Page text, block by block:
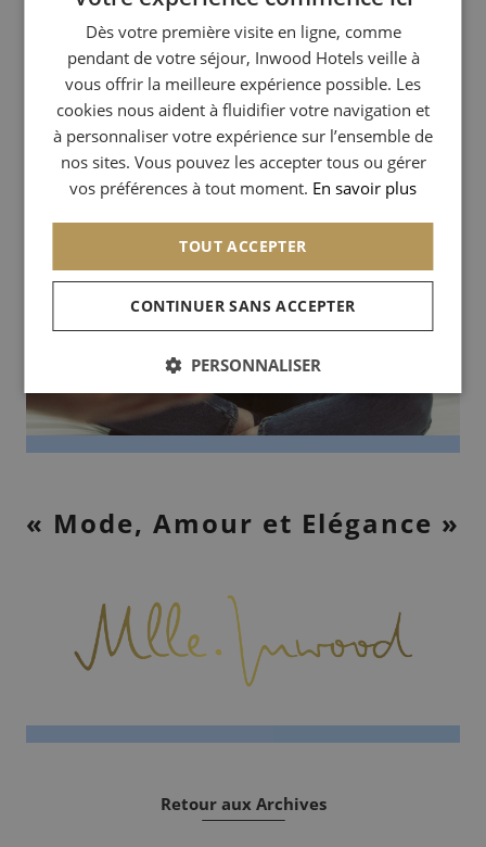
« Mode, Amour et Elégance »
Retour aux Archives
ENGLISH
ITALIAN
GERMAN
SPANISH
CHINESE (SIMPLIFIED)
Dès votre première visite en ligne, comme
pendant de votre séjour, Inwood Hotels veille à
vous offrir la meilleure expérience possible. Les
cookies nous aident à fluidifier votre navigation et
à personnaliser votre expérience sur l’ensemble de
nos sites. Vous pouvez les accepter tous ou gérer
vos préférences à tout moment. En savoir plus
TOUT ACCEPTER
CONTINUER SANS ACCEPTER
PERSONNALISER